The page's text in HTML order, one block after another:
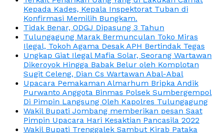
Kepada Kades, Kepala Inspektorat Tuban di
Konfirmasi Memilih Bungkam.
Tidak Benar, ODGJ Dipasung 3 Tahun
Tulungagung Marak Bermunculan Toko Miras
Ilegal, Tokoh Agama Desak APH Bertindak Tegas
Ungkap Giat Ilegal Mafia Solar, Seorang Wartawan
Dikeroyok Hingga Babak Belur oleh Komplotan
Sugit Celeng, Dian Cs Wartawan Abal-Abal
Upacara Pemakaman Almarhum Bripka Andik
Purwanto Anggota Binmas Polsek Sumbergempol
Di Pimpin Langsung Oleh Kapolres Tulungagung
Wakil Bupati Jombang memberikan pesan Saat
Pimpin Upacara Hari Kesaktian Pancasila 2022
Wakil Bupati Trenggalek Sambut Kirab Pataka